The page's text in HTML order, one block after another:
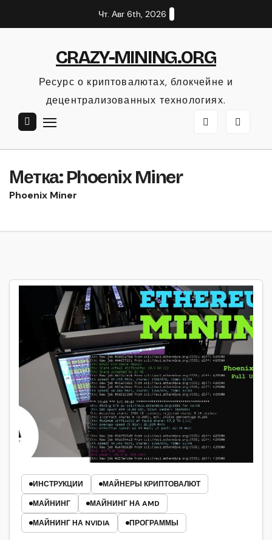
к
Чт. Авг 6th, 2026
CRAZY-MINING.ORG
Ресурс о криптовалютах, блокчейне и
децентрализованных технологиях.
Метка:Phoenix Miner
Phoenix Miner
ИНСТРУКЦИИ
МАЙНЕРЫ КРИПТОВАЛЮТ
МАЙНИНГ
МАЙНИНГ НА AMD
МАЙНИНГ НА NVIDIA
ПРОГРАММЫ